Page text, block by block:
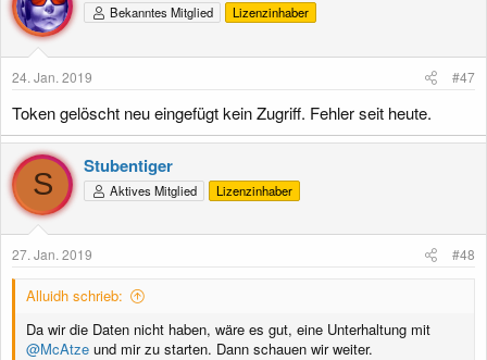
Bekanntes Mitglied Lizenzinhaber
24. Jan. 2019 #47
Token gelöscht neu eingefügt kein Zugriff. Fehler seit heute.
S
Stubentiger
Aktives Mitglied Lizenzinhaber
27. Jan. 2019 #48
Alluidh schrieb:
Da wir die Daten nicht haben, wäre es gut, eine Unterhaltung mit
@McAtze und mir zu starten. Dann schauen wir weiter.